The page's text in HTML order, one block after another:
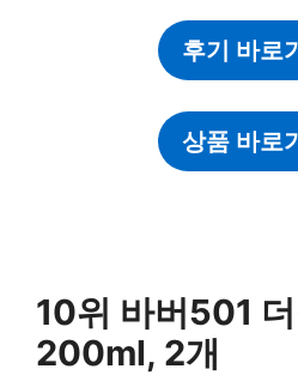
후기 바로
상품 바로
10위 바버501
200ml, 2개